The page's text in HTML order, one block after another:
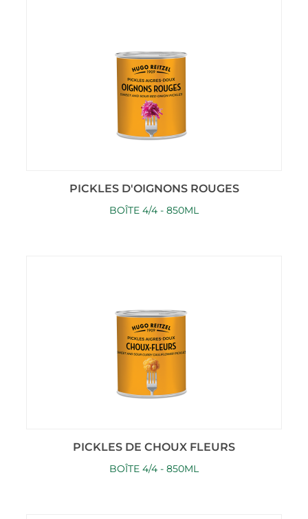
PICKLES D'OIGNONS ROUGES
BOÎTE 4/4 - 850ML
PICKLES DE CHOUX FLEURS
BOÎTE 4/4 - 850ML